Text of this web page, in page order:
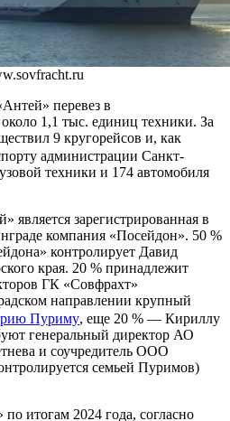
перевез в
1,1 тыс. единиц техники. За
9 кругорейсов и, как
администрации Санкт-
техники и 174 автомобиля
является зарегистрированная в
компания «Посейдон». 50 %
контролирует Давид
края. 20 % принадлежит
ГК «Совфрахт»
направлении крупный
Пуриму, еще 20 % — Кириллу
генеральный директор АО
и соучредитель ООО
семьей Пуримов)
итогам 2024 года, согласно